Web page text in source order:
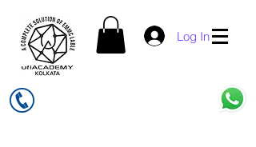
Log In